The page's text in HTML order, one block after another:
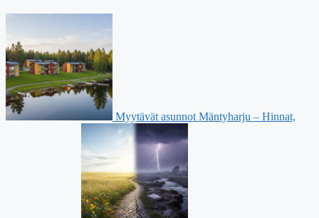
Myytävät asunnot Mäntyharju – Hinnat,